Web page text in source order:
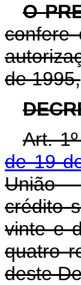
O
confere
de 1995,
Art.
de 19
União -
crédito
vinte e
quatro
deste